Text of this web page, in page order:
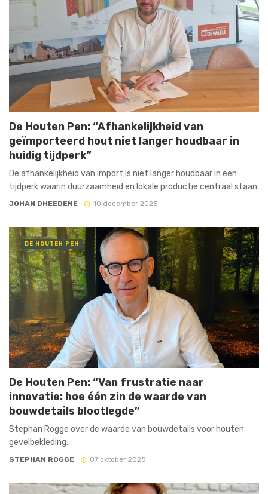
De Houten Pen: “Afhankelijkheid van
geïmporteerd hout niet langer houdbaar in
huidig tijdperk”
De afhankelijkheid van import is niet langer houdbaar in een
tijdperk waarin duurzaamheid en lokale productie centraal staan.
JOHAN DHEEDENE 10 december 2025
DE HOUTEN PEN
De Houten Pen: “Van frustratie naar
innovatie: hoe één zin de waarde van
bouwdetails blootlegde”
Stephan Rogge over de waarde van bouwdetails voor houten
gevelbekleding.
STEPHAN ROGGE 07 oktober 2025